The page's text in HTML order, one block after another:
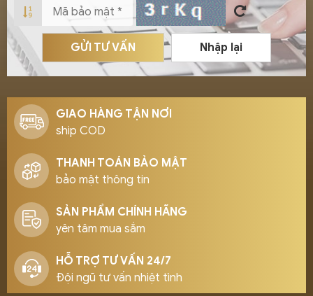
GỬI TƯ VẤN Nhập lại
GIAO HÀNG TẬN NƠI
ship COD
THANH TOÁN BẢO MẬT
bảo mật thông tin
SẢN PHẨM CHÍNH HÃNG
yên tâm mua sắm
HỖ TRỢ TƯ VẤN 24/7
Đội ngũ tư vấn nhiệt tình